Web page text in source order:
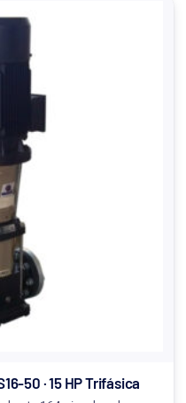
50 · 15 HP Trifásica